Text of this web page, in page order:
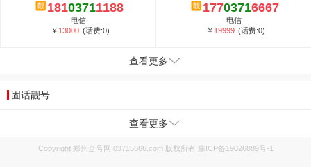
18103711188
电信
￥ 13000 (话费:0)
17703716667
电信
￥ 19999 (话费:0)
查看更多
固话靓号
查看更多
Copyright 郑州全号网 03715666.com 版权所有 豫ICP备19026889号-1